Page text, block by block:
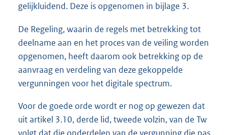
gelijkluidend. Deze is opgenomen in bijlage 3.
De Regeling, waarin de regels met betrekking tot
deelname aan en het proces van de veiling worden
opgenomen, heeft daarom ook betrekking op de
aanvraag en verdeling van deze gekoppelde
vergunningen voor het digitale spectrum.
Voor de goede orde wordt er nog op gewezen dat
uit artikel 3.10, derde lid, tweede volzin, van de Tw